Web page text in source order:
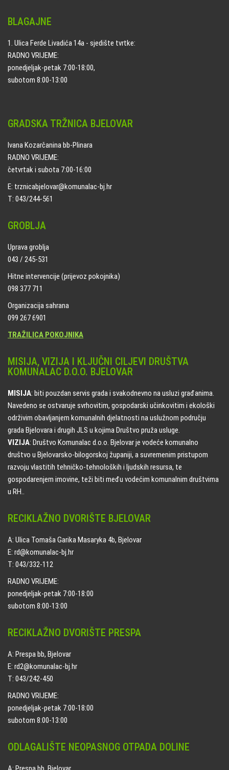
BLAGAJNE
1. Ulica Ferde Livadića 14a - sjedište tvrtke:
RADNO VRIJEME:
ponedjeljak-petak 7:00-18:00,
subotom 8:00-13:00
GRADSKA TRŽNICA BJELOVAR
Ivana Kozarčanina bb-Plinara
RADNO VRIJEME:
četvrtak i subota 7:00-16:00
E: trznicabjelovar@komunalac-bj.hr
T: 043/244-561
GROBLJA
Uprava groblja
043 / 245-531
Hitne intervencije (prijevoz pokojnika)
098 377 711
Organizacija sahrana
099 267 6901
TRAŽILICA POKOJNIKA
MISIJA, VIZIJA I KLJUČNI CILJEVI DRUŠTVA
KOMUNALAC D.O.O. BJELOVAR
MISIJA: biti pouzdan servis grada i svakodnevno na usluzi građanima.
Navedeno se ostvaruje svrhovitim, gospodarski učinkovitim i ekološki
održivim obavljanjem komunalnih djelatnosti na uslužnom području
grada Bjelovara i drugih JLS u kojima Društvo pruža usluge.
VIZIJA: Društvo Komunalac d.o.o. Bjelovar je vodeće komunalno
društvo u Bjelovarsko-bilogorskoj županiji, a suvremenim pristupom
razvoju vlastitih tehničko-tehnoloških i ljudskih resursa, te
gospodarenjem imovine, teži biti među vodećim komunalnim društvima
u RH..
RECIKLAŽNO DVORIŠTE BJELOVAR
A: Ulica Tomaša Garika Masaryka 4b, Bjelovar
E: rd@komunalac-bj.hr
T: 043/332-112
RADNO VRIJEME:
ponedjeljak-petak 7:00-18:00
subotom 8:00-13:00
RECIKLAŽNO DVORIŠTE PRESPA
A: Prespa bb, Bjelovar
E: rd2@komunalac-bj.hr
T: 043/242-450
RADNO VRIJEME:
ponedjeljak-petak 7:00-18:00
subotom 8:00-13:00
ODLAGALIŠTE NEOPASNOG OTPADA DOLINE